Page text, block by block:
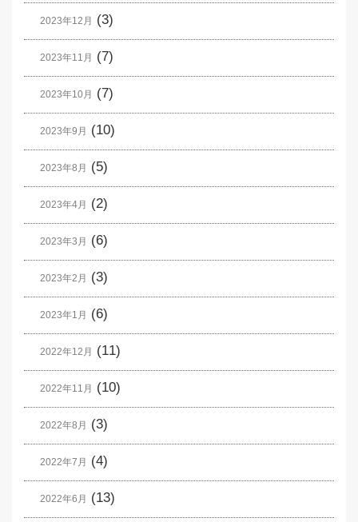
2023年12月 (3)
2023年11月 (7)
2023年10月 (7)
2023年9月 (10)
2023年8月 (5)
2023年4月 (2)
2023年3月 (6)
2023年2月 (3)
2023年1月 (6)
2022年12月 (11)
2022年11月 (10)
2022年8月 (3)
2022年7月 (4)
2022年6月 (13)